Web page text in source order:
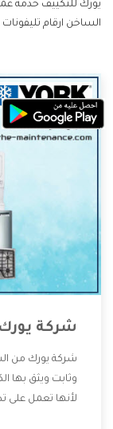
يورك للتكييف خدمة
الساخن ارقام
شركة يورك
شركة يورك من
وثابت ويثق بها
لأنها تعمل على